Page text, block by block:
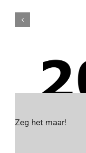
Zeg het maar!